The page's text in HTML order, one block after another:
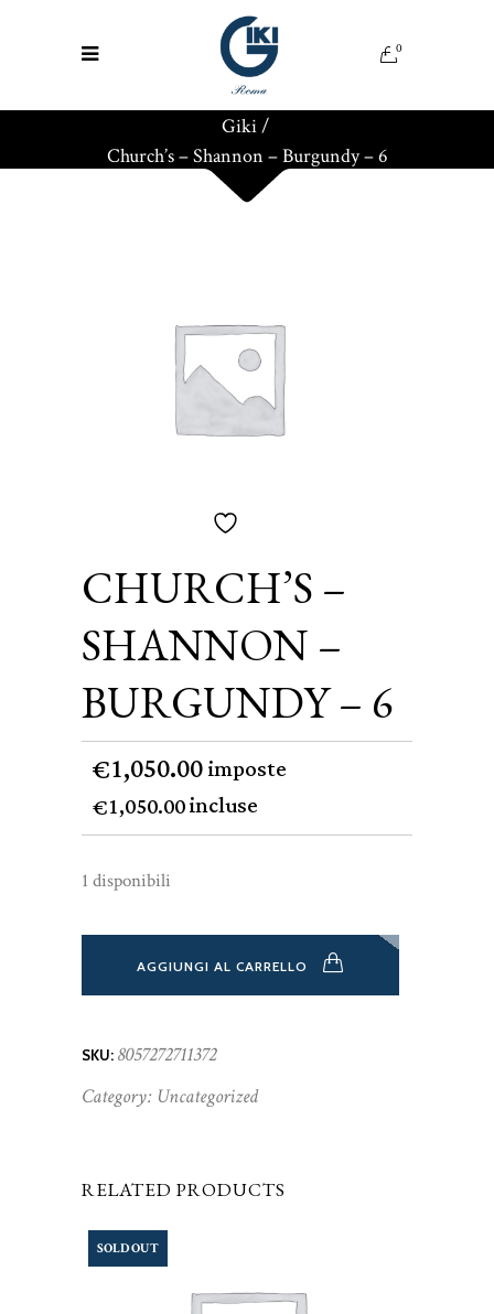
0
Giki/
Church’s – Shannon – Burgundy – 6
CHURCH’S –
SHANNON –
BURGUNDY – 6
€1,050.00imposte
€1,050.00incluse
1 disponibili
AGGIUNGI AL CARRELLO
SKU: 8057272711372
Category: Uncategorized
RELATED PRODUCTS
SOLD OUT